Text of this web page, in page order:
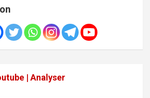
| Analyser